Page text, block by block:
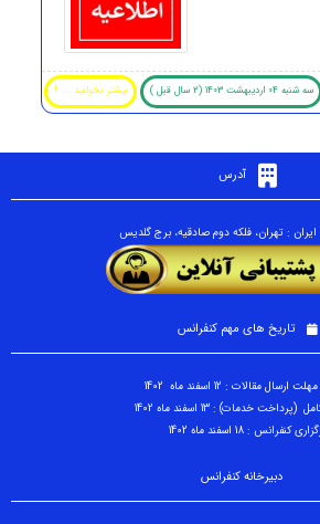
سه شنبه 04 اردیبهشت 1403 (2 سال قبل ) بیشتر بخوانید ... !
آدرس
: تهران، فلکه دوم صادقیه، برج گلدیس
تاریخ های مهم کنفرانس
مقالات : 12 اسفند ماه 1402
خدمات) : 13 اسفند ماه 1402
کنفرانس : 18 اسفند ماه 1402
دبیرخانه کنفرانس